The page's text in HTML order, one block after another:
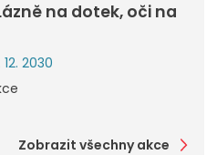
na dotek, oči na
2030
Zobrazit všechny akce